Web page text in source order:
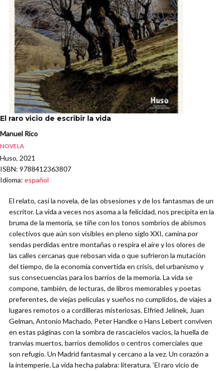
El raro vicio de escribir la vida
Manuel Rico
NOVELA
Huso, 2021
ISBN: 9788412363807
Idioma: español
El relato, casi la novela, de las obsesiones y de los fantasmas de un
escritor. La vida a veces nos asoma a la felicidad, nos precipita en la
bruma de la memoria, se tiñe con los tonos sombríos de abismos
colectivos que aún son visibles en pleno siglo XXI, camina por
sendas perdidas entre montañas o respira el aire y los olores de
las calles cercanas que rebosan vida o que sufrieron la mutación
del tiempo, de la economía convertida en crisis, del urbanismo y
sus consecuencias para los barrios de la memoria. La vida se
compone, también, de lecturas, de libros memorables y poetas
preferentes, de viejas películas y sueños no cumplidos, de viajes a
lugares remotos o a cordilleras misteriosas. Elfried Jelinek, Juan
Gelman, Antonio Machado, Peter Handke o Hans Lebert conviven
en estas páginas con la sombra de rascacielos vacíos, la huella de
tranvías muertos, barrios demolidos o centros comerciales que
son refugio. Un Madrid fantasmal y cercano a la vez. Un corazón a
la intemperie. La vida hecha palabra: literatura. ‘El raro vicio de